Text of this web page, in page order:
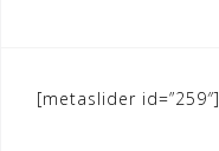
[metaslider id=”259″]